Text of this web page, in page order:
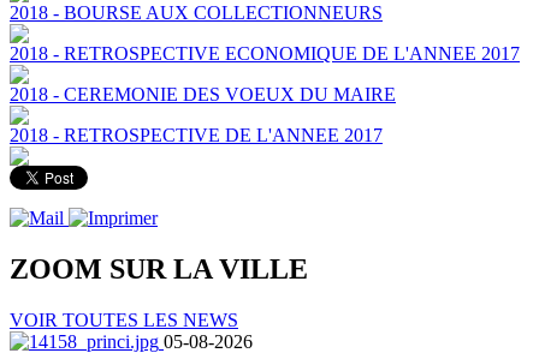
2018 - BOURSE AUX COLLECTIONNEURS
2018 - RETROSPECTIVE ECONOMIQUE DE L'ANNEE 2017
2018 - CEREMONIE DES VOEUX DU MAIRE
2018 - RETROSPECTIVE DE L'ANNEE 2017
ZOOM SUR LA VILLE
VOIR TOUTES LES NEWS
05-08-2026